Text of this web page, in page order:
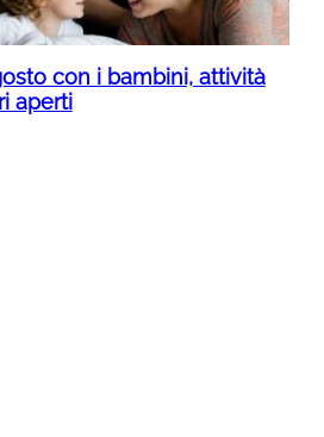
con i bambini, attività
aperti